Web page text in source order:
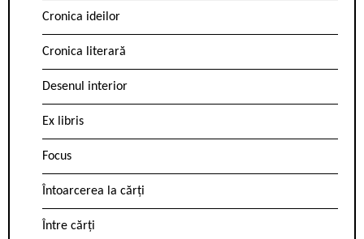
Cronica ideilor
Cronica literară
Desenul interior
Ex libris
Focus
Întoarcerea la cărți
Între cărți